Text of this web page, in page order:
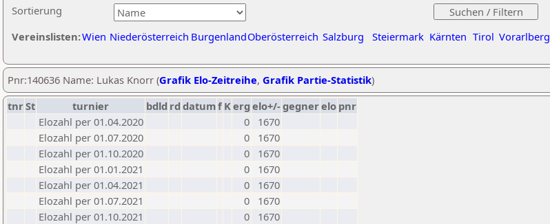
Sortierung
Vereinslisten:Wien Niederösterreich BurgenlandOberösterreich Salzburg Steiermark Kärnten Tirol Vorarlberg
Pnr:140636 Name: Lukas Knorr (Grafik Elo-Zeitreihe, Grafik Partie-Statistik)
tnrSt turnier bdld rd datumf Kerg elo+/-gegnerelo pnr
Elozahl per 01.04.2020
0
1670
Elozahl per 01.07.2020
0
1670
Elozahl per 01.10.2020
0
1670
Elozahl per 01.01.2021
0
1670
Elozahl per 01.04.2021
0
1670
Elozahl per 01.07.2021
0
1670
Elozahl per 01.10.2021
0
1670